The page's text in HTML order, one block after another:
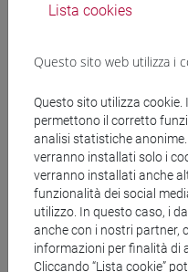
Materiali su Moodle
Corsi di studio e
[FM10]
ETNOLOGIA,
magistrale
percorso generico
[FM40]
LETTERATURA
(DM270)
Lista cookies
Questo sito web utilizza i
Questo sito utilizza cookie.
permettono il corretto
analisi statistiche
verranno installati solo i
verranno installati anche
funzionalità dei social
utilizzo. In questo caso, i
anche con i nostri partner,
informazioni per finalità di
Cliccando “Lista cookie”